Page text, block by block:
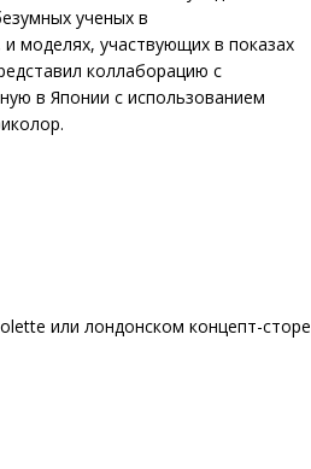
ученых в
моделях, участвующих в показах
коллаборацию с
в Японии c использованием
или лондонском концепт-сторе